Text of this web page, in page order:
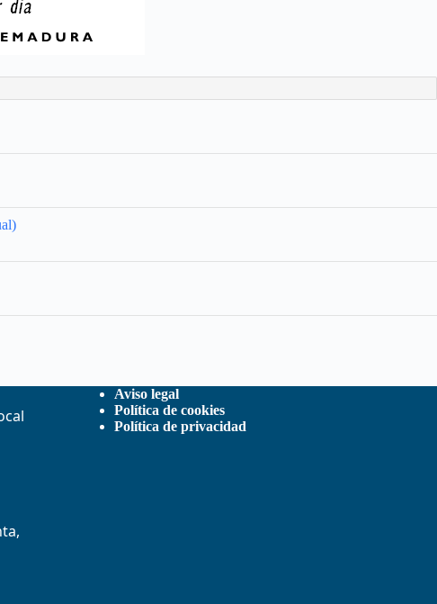
Aviso legal
Política de cookies
Política de privacidad